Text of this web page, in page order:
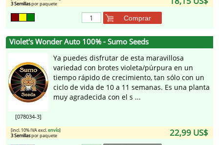
3 Semillaspor paquete
Comprar
Violet's Wonder Auto 100% - Sumo Seeds
[078034-3]
Ya puedes disfrutar de esta maravillosa
variedad con brotes violeta/púrpura en un
tiempo rápido de crecimiento, tan sólo con un
ciclo de vida de 10 a 11 semanas. Es una planta
muy agradecida con el s ...
22,99 US$
[incl. 10% IVA excl.envío]
3 Semillaspor paquete